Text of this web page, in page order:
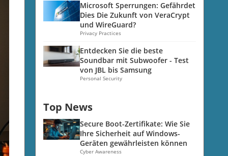
Microsoft Sperrungen: Gefährdet
Dies Die Zukunft von VeraCrypt
und WireGuard?
Privacy Practices
Entdecken Sie die beste
Soundbar mit Subwoofer - Test
von JBL bis Samsung
Personal Security
Top News
Secure Boot-Zertifikate: Wie Sie
Ihre Sicherheit auf Windows-
Geräten gewährleisten können
Cyber Awareness